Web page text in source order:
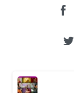
Continue